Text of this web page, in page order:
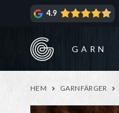
4.9
GARN
HEM GARNFÄRGER